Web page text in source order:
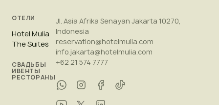
ОТЕЛИ
Hotel Mulia
The Suites
СВАДЬБЫ
ИВЕНТЫ
РЕСТОРАНЫ
Jl. Asia Afrika Senayan Jakarta 10270,
Indonesia
reservation@hotelmulia.com
info.jakarta@hotelmulia.com
+62 21 574 7777